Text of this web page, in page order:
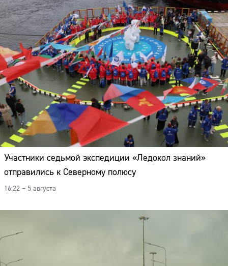
Участники седьмой экспедиции «Ледокол знаний»
отправились к Северному полюсу
16:22 – 5 августа